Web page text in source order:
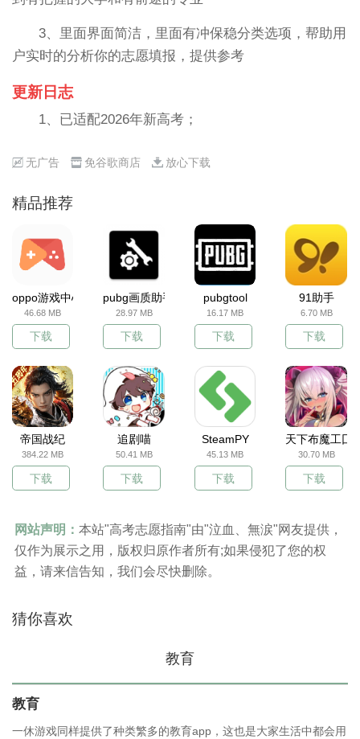
3、里面界面简洁，里面有冲保稳分类选项，帮助用
户实时的分析你的志愿填报，提供参考
更新日志
1、已适配2026年新高考；
无广告 免谷歌商店 放心下载
精品推荐
oppo游戏中心
46.68 MB
下载
pubg画质助手
28.97 MB
下载
pubgtool
16.17 MB
下载
91助手
6.70 MB
下载
帝国战纪
384.22 MB
下载
追剧喵
50.41 MB
下载
SteamPY
45.13 MB
下载
天下布魔工囗
30.70 MB
下载
网站声明： 本站"高考志愿指南"由"泣血、無涙"网友提供，
仅作为展示之用，版权归原作者所有;如果侵犯了您的权
益，请来信告知，我们会尽快删除。
猜你喜欢
教育
教育
一休游戏同样提供了种类繁多的教育app，这也是大家生活中都会用